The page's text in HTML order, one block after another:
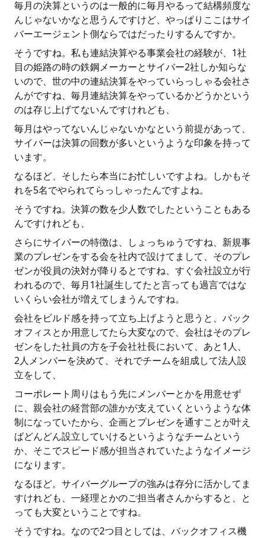
毎月の決算というのは一般的に毎月やるって結構頻度な
んじゃないかなと思うんですけど、やっぱりここはサイ
バーエージェント側ならではだったりするんですか。
そうですね。私も連結決算やる事業会社の経験が、1社
目の姫路の時の鉄鋼メーカーとサイバー2社しか知らな
いので、世の中の連結決算をやっていらっしゃる会社さ
んがですね、毎月連結決算をやっているかどうかという
のは存じ上げてないんですけれども、
毎月はやってないんじゃないかなという前提があって、
サイバーは決算の回数が多いというような印象を持って
います。
なるほど、そしたら本当にお忙しいですよね。しかもそ
れを5名でやられてらっしゃったんですよね。
そうですね。決算の数を少人数でしたということもある
んですけれども、
さらにサイバーの特徴は、しょっちゅうですね、新規事
業のプレゼンをする会を社内で設けてまして、そのプレ
ゼンが役員の決対が降りるとですね、すぐ会社設立が行
われるので、毎月1社誕生してたと言っても過言ではな
いくらい会社が増えてしまうんですね。
会社をビルド感を持って立ち上げようと思うと、バック
オフィスとか用意してたら大変なので、会社はそのプレ
ゼンをした社員の方を子会社社長において、あと1人、
2人メンバーを決めて、それでチームを組成して法人設
立をして、
コーポレート周りはもう先にメンバーとかを用意せず
に、親会社の経営部の誰かが支えていくというような体
制になっていたから、企画とプレゼンを通すことが叶え
ばどんどん設立していけるというようなチームという
か、そこでスピード感が担当されていたようなイメージ
になります。
なるほど。サイバーグループの強みは存分に活かしてま
すけれども、一経理とかのご担当者さんからすると、と
っても大変ということですね。
そうですね。なので2つ目としては、バックオフィス機